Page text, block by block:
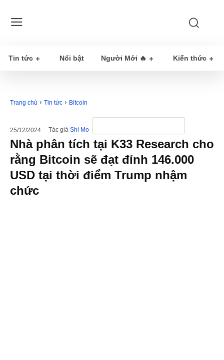
Tin tức Nổi bật Người Mới 🔥 Kiến thức
Trang chủ Tin tức Bitcoin
25/12/2024 Tác giả Shi Mo
Nhà phân tích tại K33 Research cho
rằng Bitcoin sẽ đạt đỉnh 146.000
USD tại thời điểm Trump nhậm
chức